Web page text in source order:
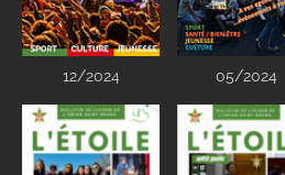
12/2024 05/2024